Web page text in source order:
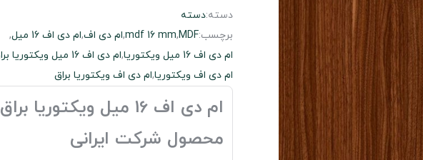
دسته:دسته
برچسب:MDF
,
mdf 16 mm
,ام دی اف,ام دی اف 16 میل
,
ام دی اف 16 میل ویکتوریا
,ام دی اف 16 میل ویکتوریا براق
ام دی اف ویکتوریا,ام دی اف ویکتوریا براق
ام دی اف 16 میل ویکتوریا براق
محصول شرکت ایرانی